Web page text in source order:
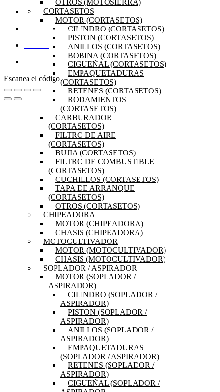
OTROS (MOTOSIERRA)
CORTASETOS
MOTOR (CORTASETOS)
CILINDRO (CORTASETOS)
PISTON (CORTASETOS)
ANILLOS (CORTASETOS)
BOBINA (CORTASETOS)
CIGUEÑAL (CORTASETOS)
EMPAQUETADURAS
(CORTASETOS)
RETENES (CORTASETOS)
RODAMIENTOS
(CORTASETOS)
CARBURADOR
(CORTASETOS)
FILTRO DE AIRE
(CORTASETOS)
BUJIA (CORTASETOS)
FILTRO DE COMBUSTIBLE
(CORTASETOS)
CUCHILLOS (CORTASETOS)
TAPA DE ARRANQUE
(CORTASETOS)
OTROS (CORTASETOS)
CHIPEADORA
MOTOR (CHIPEADORA)
CHASIS (CHIPEADORA)
MOTOCULTIVADOR
MOTOR (MOTOCULTIVADOR)
CHASIS (MOTOCULTIVADOR)
SOPLADOR / ASPIRADOR
MOTOR (SOPLADOR /
ASPIRADOR)
CILINDRO (SOPLADOR /
ASPIRADOR)
PISTON (SOPLADOR /
ASPIRADOR)
ANILLOS (SOPLADOR /
ASPIRADOR)
EMPAQUETADURAS
(SOPLADOR / ASPIRADOR)
RETENES (SOPLADOR /
ASPIRADOR)
CIGUEÑAL (SOPLADOR /
PRODUCTOS
PREGUNTAS FRECUENTES
DISTRIBUIDORES
Escanea el código